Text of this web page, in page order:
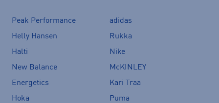
Peak Performance
adidas
Helly Hansen
Rukka
Halti
Nike
New Balance
McKINLEY
Energetics
Kari Traa
Hoka
Puma